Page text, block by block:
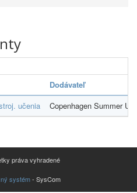
Dodávateľ
učenia Copenhagen Summer
práva vyhradené
systém- SysCom